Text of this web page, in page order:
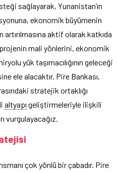
sağlayarak, Yunanistan’ın
ekonomik büyümenin
aktif olarak katkıda
mali yönlerini, ekonomik
yük taşımacılığının geleceği
ele alacaktır. Pire Bankası,
stratejik ortaklığı
altyapı geliştirmeleriyle ilişkili
vurgulayacağız.
çok yönlü bir çabadır. Pire